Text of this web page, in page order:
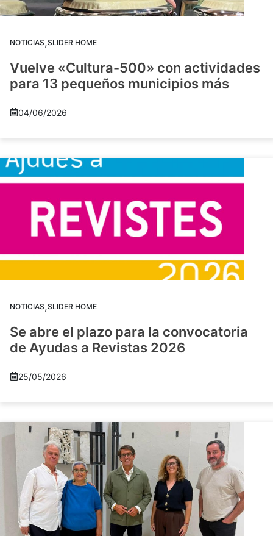
NOTICIAS,SLIDER HOME
Vuelve «Cultura-500» con actividades
para 13 pequeños municipios más
04/06/2026
NOTICIAS,SLIDER HOME
Se abre el plazo para la convocatoria
de Ayudas a Revistas 2026
25/05/2026